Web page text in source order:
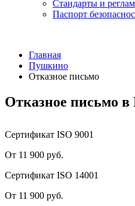
Стандарты и
Паспорт
Главная
Пушкино
Отказное письмо
Отказное письмо
Сертификат ISO 9001
От 11 900 руб.
Сертификат ISO 14001
От 11 900 руб.